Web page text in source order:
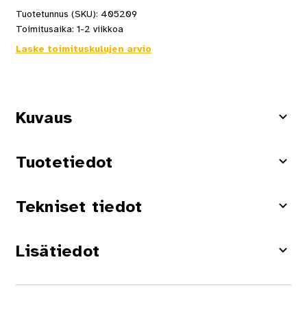
Tuotetunnus (SKU): 405209
Toimitusaika: 1-2 viikkoa
Laske toimituskulujen arvio
Kuvaus
Tuotetiedot
Tekniset tiedot
Lisätiedot